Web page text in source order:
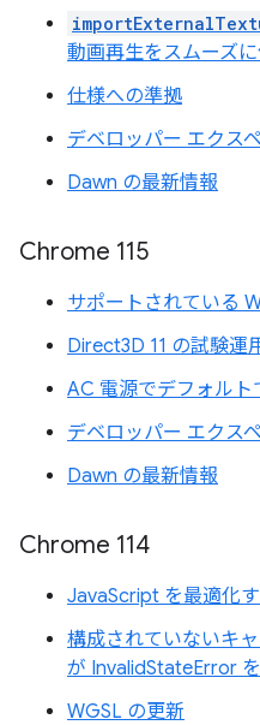
動画再生をスムーズ
仕様への準拠
デベロッパー エクス
Dawn の最新情報
Chrome 115
サポートされている
Direct3D 11 の試験運
AC 電源でデフォルト
デベロッパー エクス
Dawn の最新情報
Chrome 114
JavaScript を最適化
構成されていないキ
が InvalidStateError
WGSL の更新